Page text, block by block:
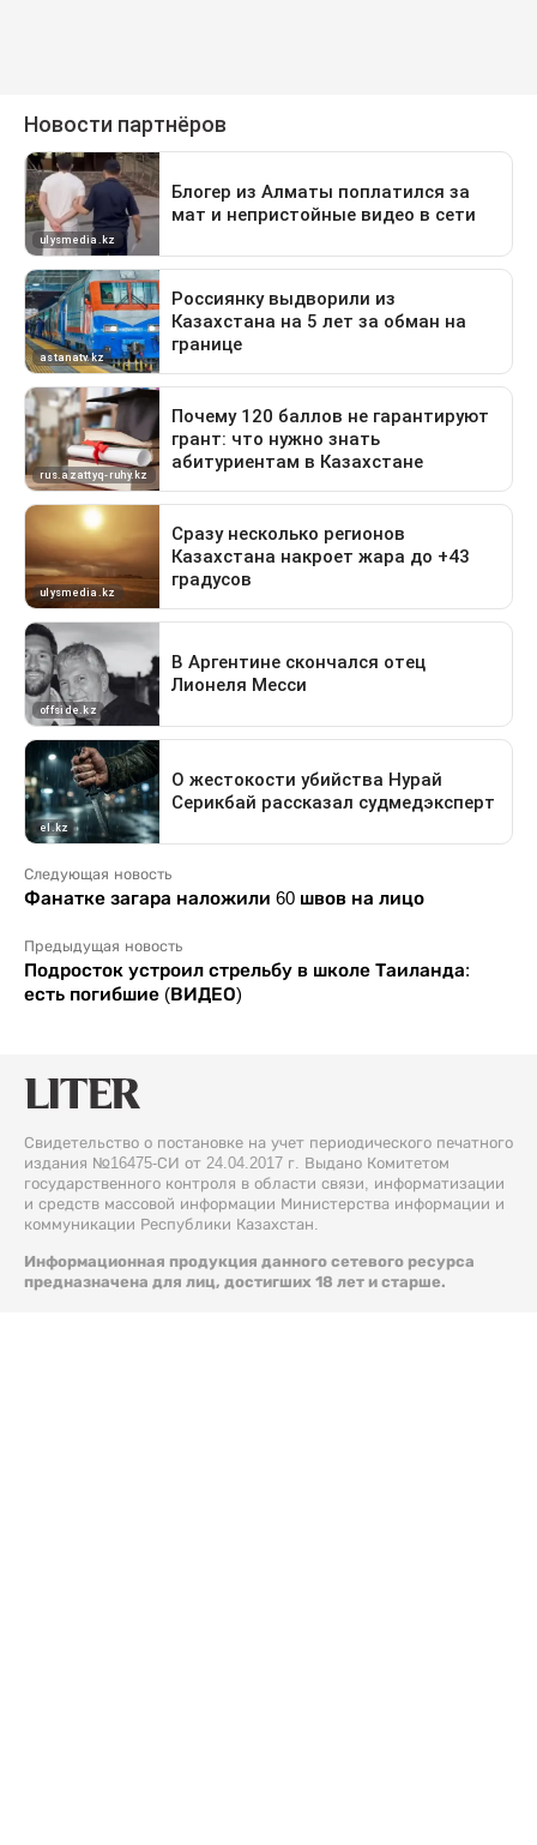
Следующая новость
Фанатке загара наложили 60 швов на лицо
Предыдущая новость
Подросток устроил стрельбу в школе Таиланда:
есть погибшие (ВИДЕО)
Свидетельство о постановке на учет периодического печатного
издания №16475-СИ от 24.04.2017 г. Выдано Комитетом
государственного контроля в области связи, информатизации
и средств массовой информации Министерства информации и
коммуникации Республики Казахстан.
Информационная продукция данного сетевого ресурса
предназначена для лиц, достигших 18 лет и старше.